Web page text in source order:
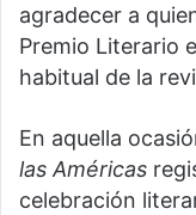
agradecer a
Premio Literario
habitual de la
En aquella
las Américas
celebración